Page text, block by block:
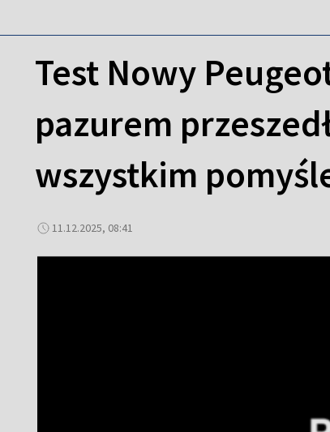
Test Nowy
pazurem
wszystkim
11.12.2025, 08:41